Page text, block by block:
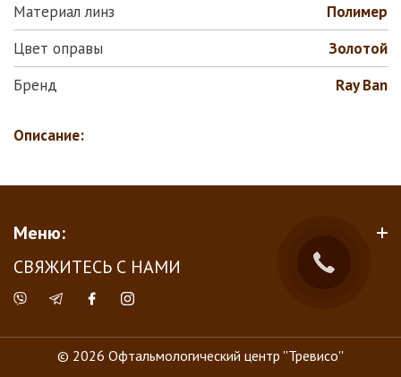
Материал линз
Полимер
Цвет оправы
Золотой
Бренд
Ray Ban
Описание:
Меню:
СВЯЖИТЕСЬ С НАМИ
© 2026 Офтальмологический центр ''Тревисо''